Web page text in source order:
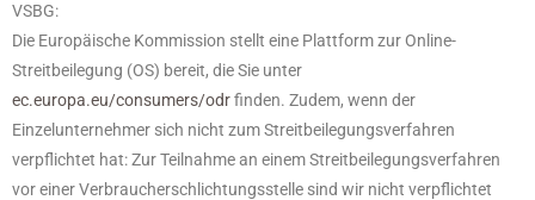
VSBG:
Die Europäische Kommission stellt eine Plattform zur Online-
Streitbeilegung (OS) bereit, die Sie unter
ec.europa.eu/consumers/odrfinden. Zudem, wenn der
Einzelunternehmer sich nicht zum Streitbeilegungsverfahren
verpflichtet hat: Zur Teilnahme an einem Streitbeilegungsverfahren
vor einer Verbraucherschlichtungsstelle sind wir nicht verpflichtet